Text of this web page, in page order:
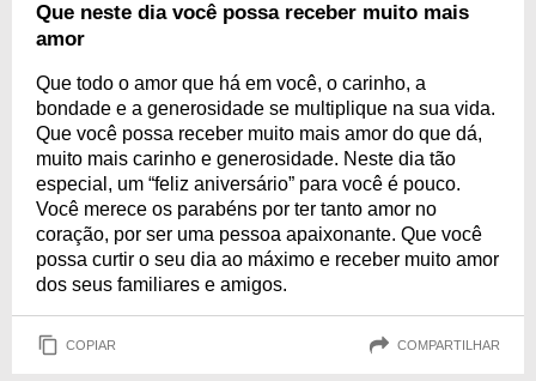
Que neste dia você possa receber muito mais
amor
Que todo o amor que há em você, o carinho, a
bondade e a generosidade se multiplique na sua vida.
Que você possa receber muito mais amor do que dá,
muito mais carinho e generosidade. Neste dia tão
especial, um “feliz aniversário” para você é pouco.
Você merece os parabéns por ter tanto amor no
coração, por ser uma pessoa apaixonante. Que você
possa curtir o seu dia ao máximo e receber muito amor
dos seus familiares e amigos.
COPIAR COMPARTILHAR